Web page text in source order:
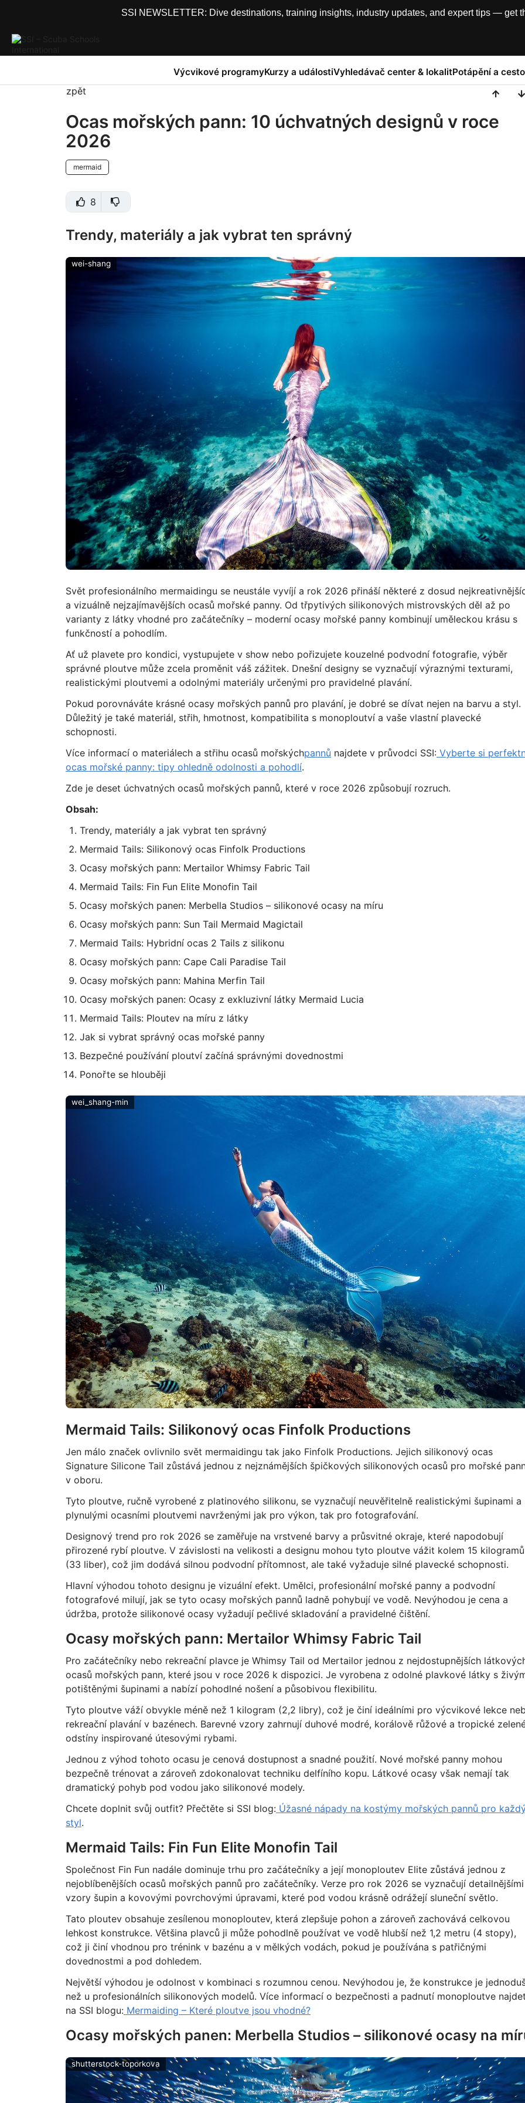
SSI NEWSLETTER: Dive destinations, training insights, industry updates, and expert tips — get
Výcvikové programyKurzy a událostiVyhledávač center & lokalitPotápění a
zpět
Ocas mořských pann: 10 úchvatných designů v roce
2026
mermaid
8
Trendy, materiály a jak vybrat ten správný
wei-shang
Svět profesionálního mermaidingu se neustále vyvíjí a rok 2026 přináší některé z dosud
a vizuálně nejzajímavějších ocasů mořské panny. Od třpytivých silikonových mistrovských děl až po
varianty z látky vhodné pro začátečníky – moderní ocasy mořské panny kombinují uměleckou krásu s
funkčností a pohodlím.
Ať už plavete pro kondici, vystupujete v show nebo pořizujete kouzelné podvodní fotografie, výběr
správné ploutve může zcela proměnit váš zážitek. Dnešní designy se vyznačují výraznými texturami,
realistickými ploutvemi a odolnými materiály určenými pro pravidelné plavání.
Pokud porovnáváte krásné ocasy mořských pannů pro plavání, je dobré se dívat nejen na barvu a styl.
Důležitý je také materiál, střih, hmotnost, kompatibilita s monoploutví a vaše vlastní plavecké
schopnosti.
Více informací o materiálech a střihu ocasů mořskýchpannů najdete v průvodci SSI: Vyberte si
ocas mořské panny: tipy ohledně odolnosti a pohodlí.
Zde je deset úchvatných ocasů mořských pannů, které v roce 2026 způsobují rozruch.
Obsah:
Trendy, materiály a jak vybrat ten správný
Mermaid Tails: Silikonový ocas Finfolk Productions
Ocasy mořských pann: Mertailor Whimsy Fabric Tail
Mermaid Tails: Fin Fun Elite Monofin Tail
Ocasy mořských panen: Merbella Studios – silikonové ocasy na míru
Ocasy mořských pann: Sun Tail Mermaid Magictail
Mermaid Tails: Hybridní ocas 2 Tails z silikonu
Ocasy mořských pann: Cape Cali Paradise Tail
Ocasy mořských pann: Mahina Merfin Tail
Ocasy mořských panen: Ocasy z exkluzivní látky Mermaid Lucia
Mermaid Tails: Ploutev na míru z látky
Jak si vybrat správný ocas mořské panny
Bezpečné používání ploutví začíná správnými dovednostmi
Ponořte se hlouběji
wei_shang-min
Mermaid Tails: Silikonový ocas Finfolk Productions
Jen málo značek ovlivnilo svět mermaidingu tak jako Finfolk Productions. Jejich silikonový ocas
Signature Silicone Tail zůstává jednou z nejznámějších špičkových silikonových ocasů pro mořské
v oboru.
Tyto ploutve, ručně vyrobené z platinového silikonu, se vyznačují neuvěřitelně realistickými šupinami a
plynulými ocasními ploutvemi navrženými jak pro výkon, tak pro fotografování.
Designový trend pro rok 2026 se zaměřuje na vrstvené barvy a průsvitné okraje, které napodobují
přirozené rybí ploutve. V závislosti na velikosti a designu mohou tyto ploutve vážit kolem 15 kilogramů
(33 liber), což jim dodává silnou podvodní přítomnost, ale také vyžaduje silné plavecké schopnosti.
Hlavní výhodou tohoto designu je vizuální efekt. Umělci, profesionální mořské panny a podvodní
fotografové milují, jak se tyto ocasy mořských pannů ladně pohybují ve vodě. Nevýhodou je cena a
údržba, protože silikonové ocasy vyžadují pečlivé skladování a pravidelné čištění.
Ocasy mořských pann: Mertailor Whimsy Fabric Tail
Pro začátečníky nebo rekreační plavce je Whimsy Tail od Mertailor jednou z nejdostupnějších
ocasů mořských pann, které jsou v roce 2026 k dispozici. Je vyrobena z odolné plavkové látky s
potištěnými šupinami a nabízí pohodlné nošení a působivou flexibilitu.
Tyto ploutve váží obvykle méně než 1 kilogram (2,2 libry), což je činí ideálními pro výcvikové lekce
rekreační plavání v bazénech. Barevné vzory zahrnují duhové modré, korálově růžové a tropické
odstíny inspirované útesovými rybami.
Jednou z výhod tohoto ocasu je cenová dostupnost a snadné použití. Nové mořské panny mohou
bezpečně trénovat a zároveň zdokonalovat techniku delfíního kopu. Látkové ocasy však nemají tak
dramatický pohyb pod vodou jako silikonové modely.
Chcete doplnit svůj outfit? Přečtěte si SSI blog: Úžasné nápady na kostýmy mořských pannů pro
styl.
Mermaid Tails: Fin Fun Elite Monofin Tail
Společnost Fin Fun nadále dominuje trhu pro začátečníky a její monoploutev Elite zůstává jednou z
nejoblíbenějších ocasů mořských pannů pro začátečníky. Verze pro rok 2026 se vyznačují detailnějšími
vzory šupin a kovovými povrchovými úpravami, které pod vodou krásně odrážejí sluneční světlo.
Tato ploutev obsahuje zesílenou monoploutev, která zlepšuje pohon a zároveň zachovává celkovou
lehkost konstrukce. Většina plavců ji může pohodlně používat ve vodě hlubší než 1,2 metru (4 stopy),
což ji činí vhodnou pro trénink v bazénu a v mělkých vodách, pokud je používána s patřičnými
dovednostmi a pod dohledem.
Největší výhodou je odolnost v kombinaci s rozumnou cenou. Nevýhodou je, že konstrukce je
než u profesionálních silikonových modelů. Více informací o bezpečnosti a padnutí monoploutve
na SSI blogu: Mermaiding – Které ploutve jsou vhodné?
Ocasy mořských panen: Merbella Studios – silikonové ocasy na
shutterstock-toporkova